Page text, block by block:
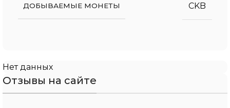
ДОБЫВАЕМЫЕ МОНЕТЫ CKB
Нет данных
Отзывы на сайте